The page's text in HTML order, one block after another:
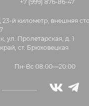
+7 (999) 876-86-47
й километр, внешняя
ул. Пролетарская, д. 1
ст. Брюховецкая
Пн-Вс 08:00—20:00